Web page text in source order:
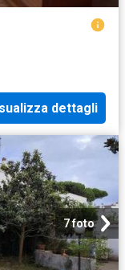
dettagli
7 foto